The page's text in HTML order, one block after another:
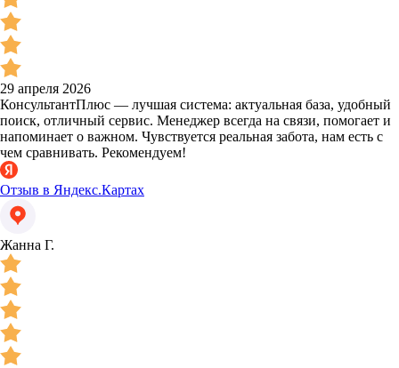
29 апреля 2026
КонсультантПлюс — лучшая система: актуальная база, удобный
поиск, отличный сервис. Менеджер всегда на связи, помогает и
напоминает о важном. Чувствуется реальная забота, нам есть с
чем сравнивать. Рекомендуем!
Отзыв в Яндекс.Картах
Жанна Г.